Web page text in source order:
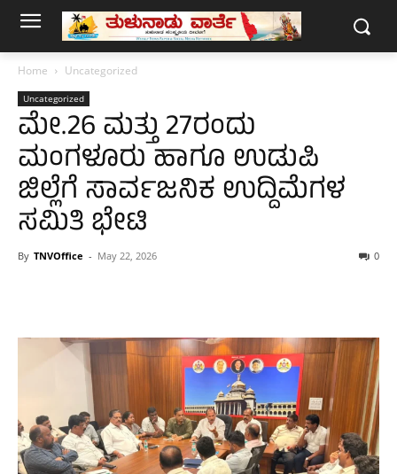
Home Uncategorized
Uncategorized
ಮೇ.26 ಮತ್ತು 27ರಂದು
ಮಂಗಳೂರು ಹಾಗೂ ಉಡುಪಿ
ಜಿಲ್ಲೆಗೆ ಸಾರ್ವಜನಿಕ ಉದ್ದಿಮೆಗಳ
ಸಮಿತಿ ಭೇಟಿ
By TNVOffice - May 22, 2026 0